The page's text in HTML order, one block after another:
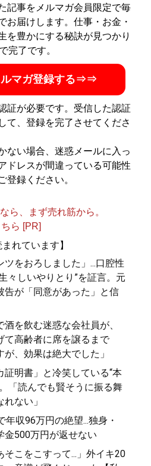
記事をメルマガ会員限定で毎
お届けします。仕事・お金・
を豊かにする秘訣が見つかり
完了です。
ルマガ登録する⇒⇒
証が必要です。受信した認証
て、登録を完了させてくださ
ない場合、迷惑メールに入っ
ドレスが間違っている可能性
登録ください。
ら、まず売れ筋から。
ら [PR]
れています】
をおろしました」...口腔性
々しいやりとり”を証言。元
告が「同意があった」と信
を飲む迷惑な会社員が、
て高齢者に席を譲るまで
が、効果は絶大でした」
明書」と冷笑している“本
「読んでも賢そうに振る舞
ない」
収96万円の絶望...独身・
金500万円が返せない
こをこすって...」外イキ20